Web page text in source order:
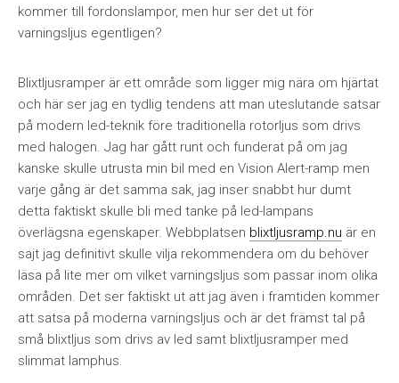
kommer till fordonslampor, men hur ser det ut för
varningsljus egentligen?
Blixtljusramper är ett område som ligger mig nära om hjärtat
och här ser jag en tydlig tendens att man uteslutande satsar
på modern led-teknik före traditionella rotorljus som drivs
med halogen. Jag har gått runt och funderat på om jag
kanske skulle utrusta min bil med en Vision Alert-ramp men
varje gång är det samma sak, jag inser snabbt hur dumt
detta faktiskt skulle bli med tanke på led-lampans
överlägsna egenskaper. Webbplatsen blixtljusramp.nu är en
sajt jag definitivt skulle vilja rekommendera om du behöver
läsa på lite mer om vilket varningsljus som passar inom olika
områden. Det ser faktiskt ut att jag även i framtiden kommer
att satsa på moderna varningsljus och är det främst tal på
små blixtljus som drivs av led samt blixtljusramper med
slimmat lamphus.